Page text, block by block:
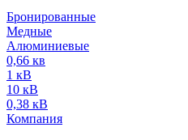
Бронированные
Медные
Алюминиевые
0,66 кв
1 кВ
10 кВ
0,38 кВ
Компания